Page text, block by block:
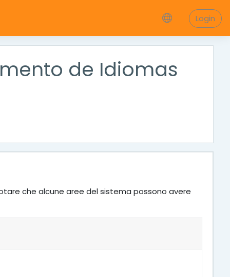
Login
de Idiomas
che alcune aree del sistema possono avere